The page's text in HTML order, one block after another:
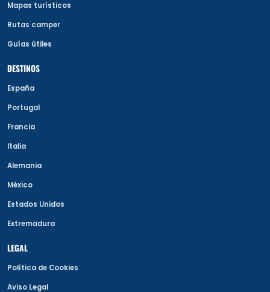
Mapas turísticos
Rutas camper
Guías útiles
DESTINOS
España
Portugal
Francia
Italia
Alemania
México
Estados Unidos
Extremadura
LEGAL
Política de Cookies
Aviso Legal